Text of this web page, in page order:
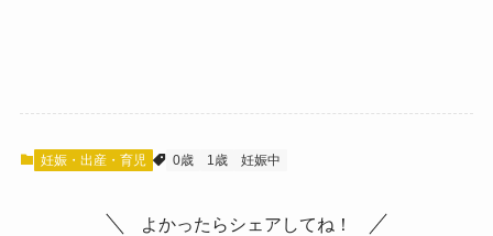
妊娠・出産・育児 0歳 1歳 妊娠中
よかったらシェアしてね！